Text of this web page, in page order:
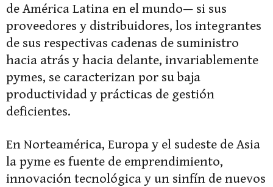
de América Latina en el mundo— si sus
proveedores y distribuidores, los integrantes
de sus respectivas cadenas de suministro
hacia atrás y hacia delante, invariablemente
pymes, se caracterizan por su baja
productividad y prácticas de gestión
deficientes.
En Norteamérica, Europa y el sudeste de Asia
la pyme es fuente de emprendimiento,
innovación tecnológica y un sinfín de nuevos